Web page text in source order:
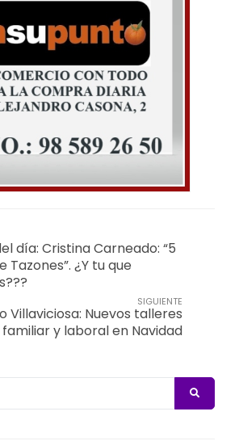
día: Cristina Carneado: “5
Tazones”. ¿Y tu que
SIGUIENTE
Villaviciosa: Nuevos talleres
y laboral en Navidad